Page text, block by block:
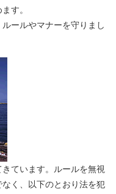
す。
ールやマナーを守りまし
ています。ルールを無視
く、以下のとおり法を犯